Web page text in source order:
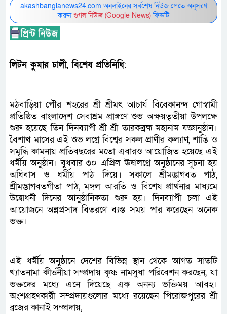
akashbanglanews24.com অনলাইনের সর্বশেষ নিউজ পেতে অনুসরণ
করুনগুগল নিউজ (Google News)ফিডটি
লিটন কুমার ঢালী, বিশেষ প্রতিনিধি:
মঠবাড়িয়া পৌর শহরের শ্রী শ্রীমৎ আচার্য বিবেকানন্দ গোস্বামী
প্রতিষ্ঠিত বাংলাদেশ সেবাশ্রম প্রাঙ্গণে শুভ অক্ষয়তৃতীয়া উপলক্ষে
শুরু হয়েছে তিন দিনব্যাপী শ্রী শ্রী তারকব্রহ্ম মহানাম যজ্ঞানুষ্ঠান।
বৈশাখ মাসের এই শুভ লগ্নে বিশ্বের সকল প্রাণীর কল্যাণ, শান্তি ও
সমৃদ্ধি কামনায় প্রতিবছরের মতো এবারও আয়োজিত হয়েছে এই
ধর্মীয় অনুষ্ঠান। বুধবার ৩০ এপ্রিল ঊষালগ্নে অনুষ্ঠানের সূচনা হয়
অধিবাস ও ধর্মীয় পাঠ দিয়ে। সকালে শ্রীমদ্ভাগবত পাঠ,
শ্রীমদ্ভাগবতগীতা পাঠ, মঙ্গল আরতি ও বিশেষ প্রার্থনার মাধ্যমে
উদ্বোধনী দিনের আনুষ্ঠানিকতা শুরু হয়। দিনব্যাপী চলা এই
আয়োজনে অন্নপ্রসাদ বিতরণে ব্যস্ত সময় পার করেছেন অনেক
ভক্ত।
এই ধর্মীয় অনুষ্ঠানে দেশের বিভিন্ন স্থান থেকে আগত সাতটি
খ্যাতনামা কীর্ত্তনীয়া সম্প্রদায় কৃষ্ণ নামসুধা পরিবেশন করছেন, যা
ভক্তদের মধ্যে এনে দিয়েছে এক অনন্য ভক্তিময় আবহ।
অংশগ্রহণকারী সম্প্রদায়গুলোর মধ্যে রয়েছেন পিরোজপুরের শ্রী
ব্রজের কানাই সম্প্রদায়,